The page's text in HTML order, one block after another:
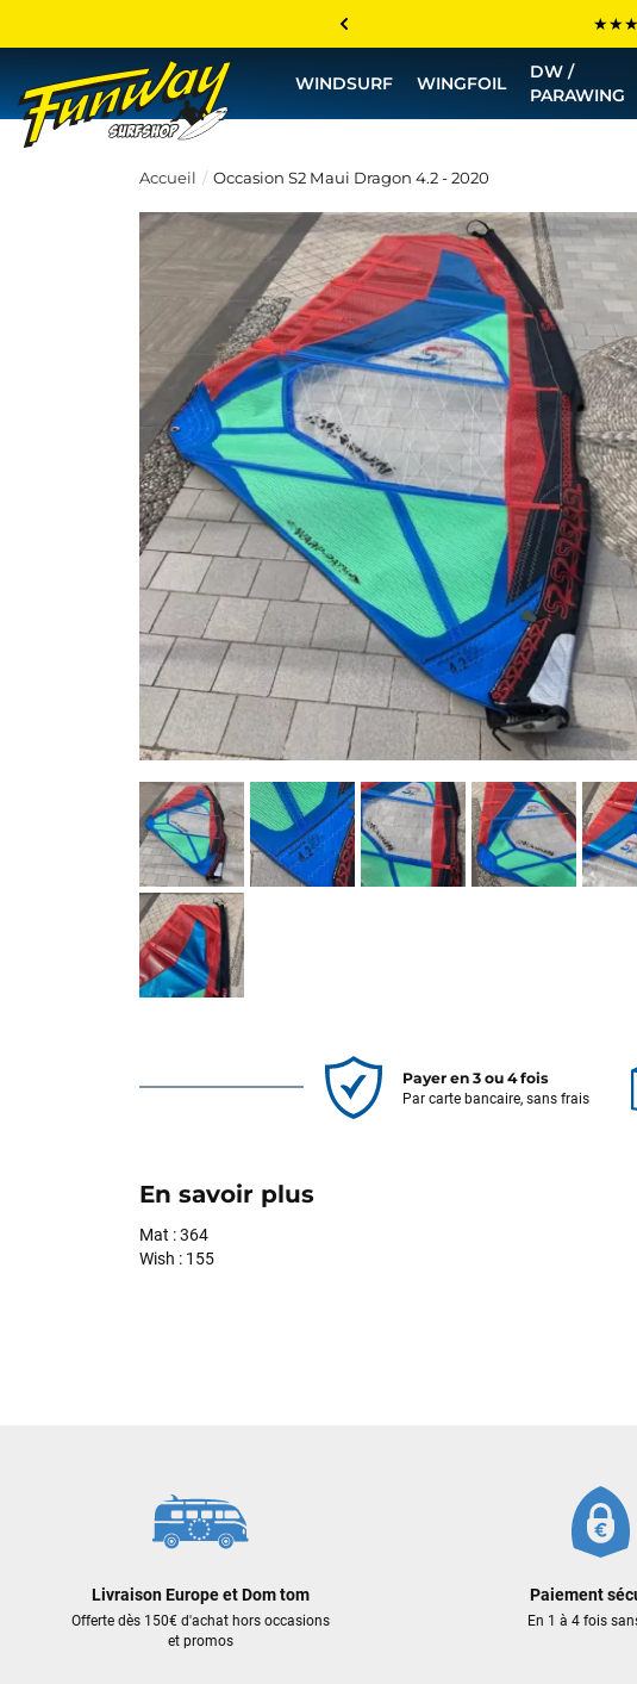
Les
💰
WINDSURF WINGFOIL
DW /
PARAWING
Accueil Occasion S2 Maui Dragon 4.2 - 2020
Payer en 3 ou 4 fois
Par carte bancaire, sans frais
En savoir plus
Mat : 364
Wish : 155
Livraison Europe et Dom tom
Offerte dès 150€ d'achat hors occasions
et promos
Paiement
En 1 à 4 fois
Sébastien
Cela faisait
trouvé une
excellent